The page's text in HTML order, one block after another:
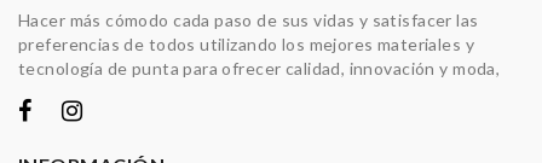
Hacer más cómodo cada paso de sus vidas y satisfacer las
preferencias de todos utilizando los mejores materiales y
tecnología de punta para ofrecer calidad, innovación y moda,